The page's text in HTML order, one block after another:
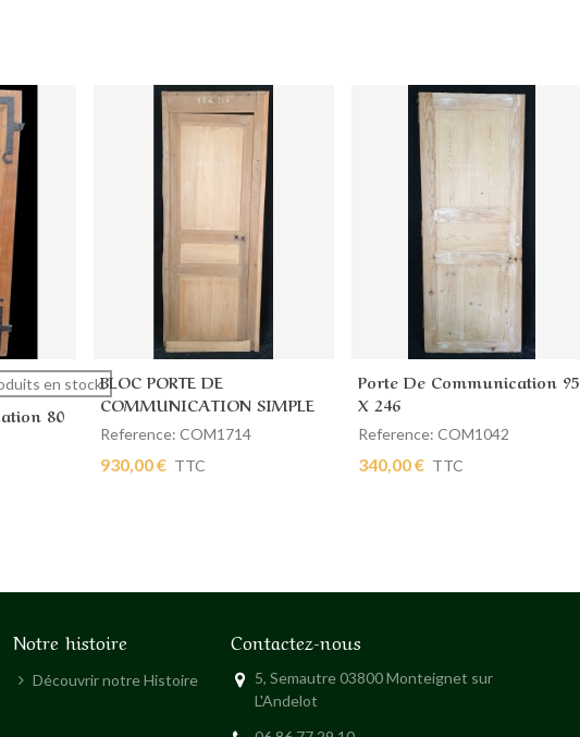
en stock.
80
Ajouter au panier
BLOC PORTE DE
COMMUNICATION SIMPLE
88 X 210
Reference: COM1714
930,00 € TTC
Ajouter au panier
Porte De Communication 95
X 246
Reference: COM1042
340,00 € TTC
Notre histoire
Découvrir notre Histoire
Contactez-nous
5, Semautre 03800 Monteignet sur
L'Andelot